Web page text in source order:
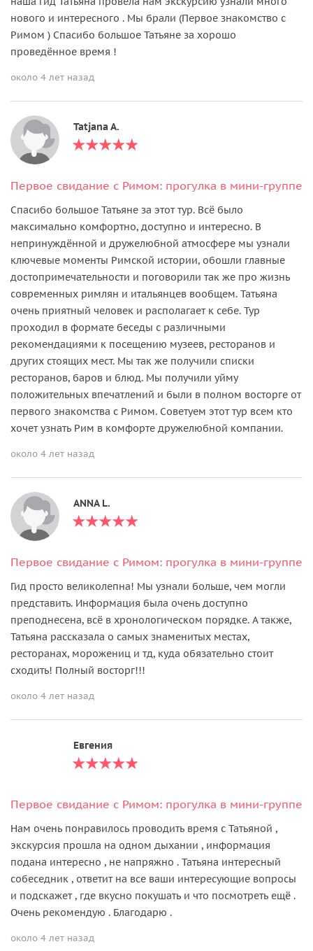
нового и интересного . Мы брали (Первое знакомство с
Римом ) Спасибо большое Татьяне за хорошо
проведённое время !
около 4 лет назад
Tatjana A.
Первое свидание с Римом: прогулка в мини-группе
Спасибо большое Татьяне за этот тур. Всё было
максимально комфортно, доступно и интересно. В
непринуждённой и дружелюбной атмосфере мы узнали
ключевые моменты Римской истории, обошли главные
достопримечательности и поговорили так же про жизнь
современных римлян и итальянцев вообщем. Татьяна
очень приятный человек и располагает к себе. Тур
проходил в формате беседы с различными
рекомендациями к посещению музеев, ресторанов и
других стоящих мест. Мы так же получили списки
ресторанов, баров и блюд. Мы получили уйму
положительных впечатлений и были в полном восторге от
первого знакомства с Римом. Советуем этот тур всем кто
хочет узнать Рим в комфорте дружелюбной компании.
около 4 лет назад
ANNA L.
Первое свидание с Римом: прогулка в мини-группе
Гид просто великолепна! Мы узнали больше, чем могли
представить. Информация была очень доступно
преподнесена, всё в хронологическом порядке. А также,
Татьяна рассказала о самых знаменитых местах,
ресторанах, морожениц и тд, куда обязательно стоит
сходить! Полный восторг!!!
около 4 лет назад
Евгения
Первое свидание с Римом: прогулка в мини-группе
Нам очень понравилось проводить время с Татьяной ,
экскурсия прошла на одном дыхании , информация
подана интересно , не напряжно . Татьяна интересный
собеседник , ответит на все ваши интересующие вопросы
и подскажет , где вкусно покушать и что посмотреть ещё .
Очень рекомендую . Благодарю .
около 4 лет назад